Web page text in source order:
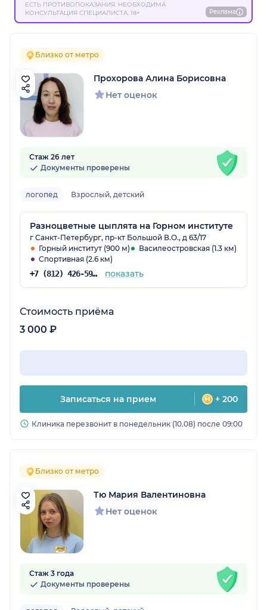
ЕСТЬ ПРОТИВОПОКАЗАНИЯ. НЕОБХОДИМА
КОНСУЛЬТАЦИЯ СПЕЦИАЛИСТА. 18+
Реклама
Близко от метро
Прохорова Алина Борисовна
Нет оценок
Стаж 26 лет
Документы проверены
логопед Взрослый, детский
Разноцветные цыплята на Горном институте
г Санкт-Петербург, пр-кт Большой В.О., д 63/17
Горный институт (900 м)
Василеостровская (1.3 км)
Спортивная (2.6 км)
+7 (812) 426-59-16 показать
Стоимость приёма
3 000 ₽
Записаться на прием + 200
Клиника перезвонит в понедельник (10.08) после 09:00
Близко от метро
Тю Мария Валентиновна
Нет оценок
Стаж 3 года
Документы проверены